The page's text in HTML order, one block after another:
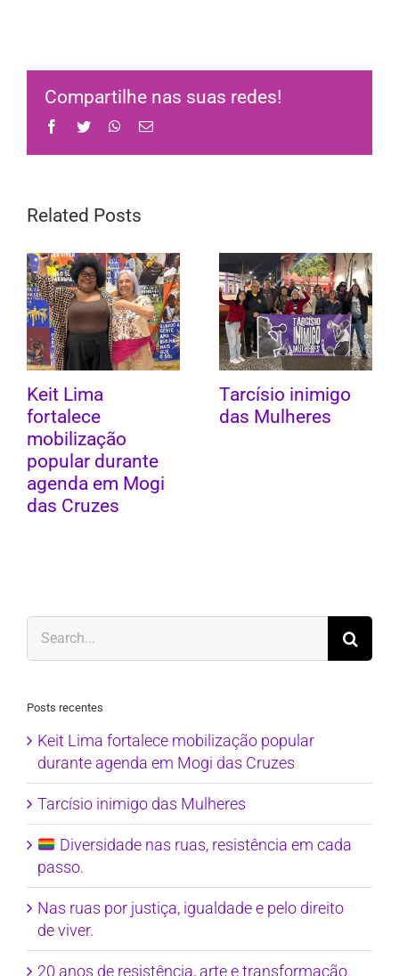
Compartilhe nas suas redes!
Facebook
Twitter WhatsApp
Email
Related Posts
Keit Lima
fortalece
mobilização
popular durante
agenda em Mogi
das Cruzes
Tarcísio inimigo
das Mulheres
for:
Posts recentes
Keit Lima fortalece mobilização popular
durante agenda em Mogi das Cruzes
Tarcísio inimigo das Mulheres
Diversidade nas ruas, resistência em cada
passo.
Nas ruas por justiça, igualdade e pelo direito
de viver.
20 anos de resistência, arte e transformação.